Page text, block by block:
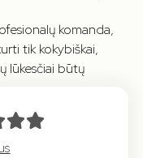
komanda,
tik kokybiškai,
lūkesčiai būtų